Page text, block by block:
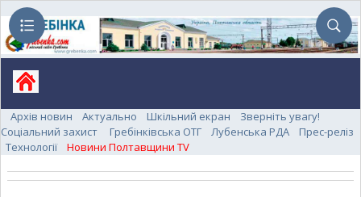
Архів новин Актуально Шкільний екран
Зверніть увагу!
Соціальний захист
Гребінківська ОТГ Лубенська РДА
Прес-реліз
Технології
Новини Полтавщини TV